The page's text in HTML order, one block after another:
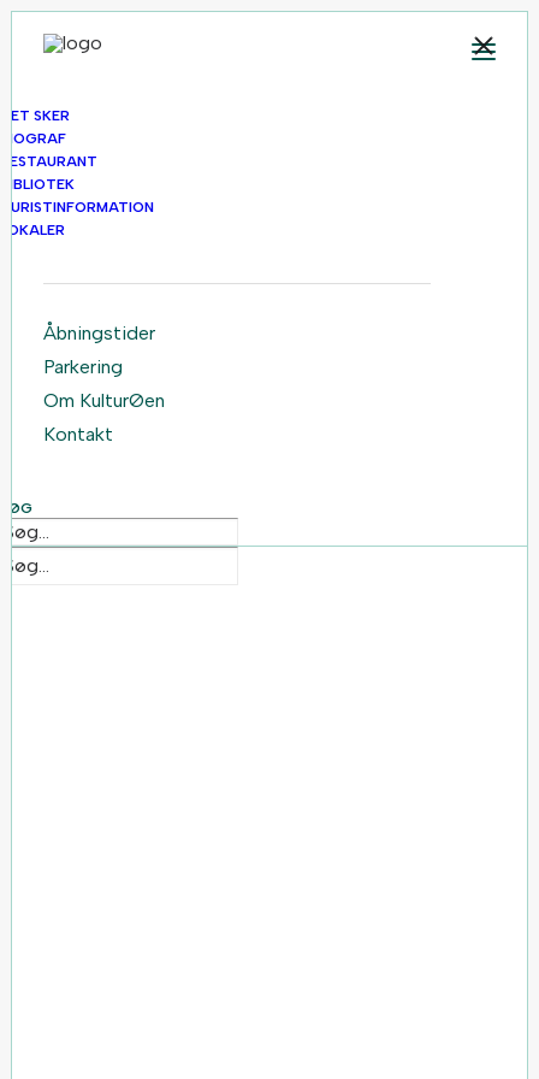
DET SKER
BIOGRAF
RESTAURANT
BIBLIOTEK
TURISTINFORMATION
LOKALER
Åbningstider
Parkering
Om KulturØen
Kontakt
SØG
Forside